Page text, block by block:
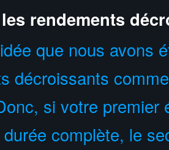
les rendements
que nous avons
décroissants
si votre premier
complète, le